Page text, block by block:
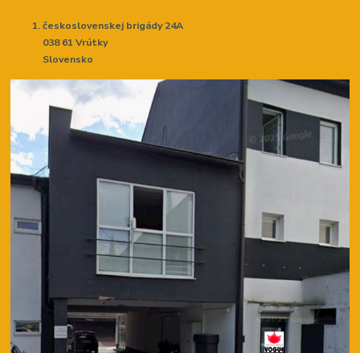
československej brigády 24A
038 61 Vrútky
Slovensko